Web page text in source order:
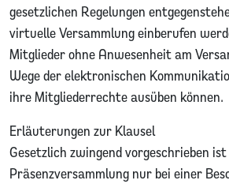
gesetzlichen Regelungen
virtuelle Versammlung einberufen
Mitglieder ohne Anwesenheit am
Wege der elektronischen
ihre Mitgliederrechte ausüben können.
Erläuterungen zur Klausel
Gesetzlich zwingend vorgeschrieben
Präsenzversammlung nur bei einer